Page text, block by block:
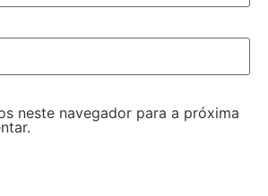
neste navegador para a próxima